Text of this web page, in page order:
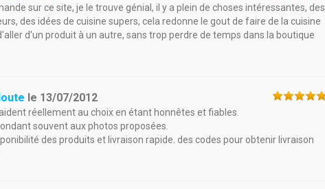
sur ce site, je le trouve génial, il y a plein de choses intéressantes, des
des idées de cuisine supers, cela redonne le gout de faire de la cuisine
d'un produit à un autre, sans trop perdre de temps dans la boutique
le 13/07/2012
réellement au choix en étant honnêtes et fiables.
souvent aux photos proposées.
des produits et livraison rapide. des codes pour obtenir livraison